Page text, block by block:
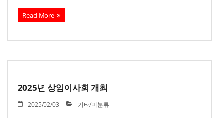
Read More
2025년 상임이사회 개최
2025/02/03 기타/미분류